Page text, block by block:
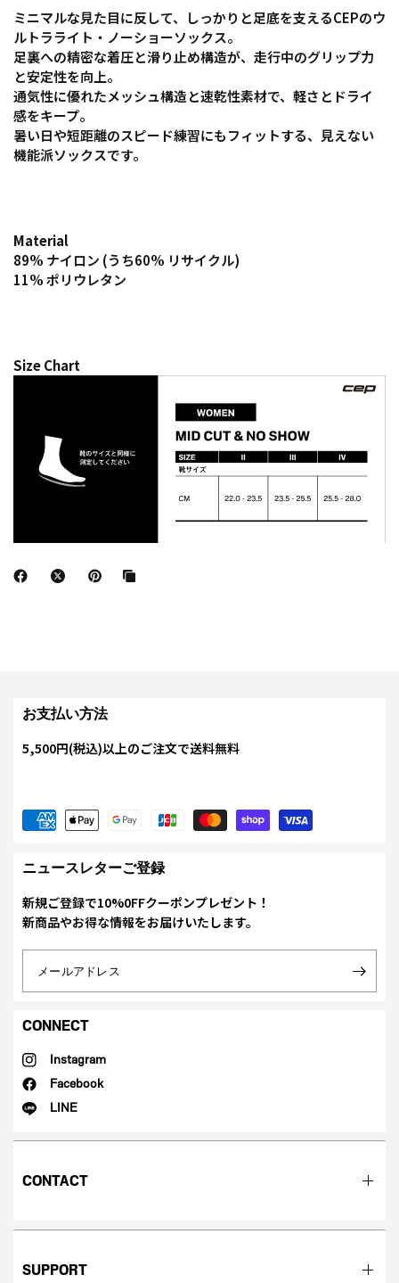
ミニマルな見た目に反して、しっかりと足底を支えるCEPのウ
ルトラライト・ノーショーソックス。
足裏への精密な着圧と滑り止め構造が、走行中のグリップ力
と安定性を向上。
通気性に優れたメッシュ構造と速乾性素材で、軽さとドライ
感をキープ。
暑い日や短距離のスピード練習にもフィットする、見えない
機能派ソックスです。
Material
89% ナイロン (うち60% リサイクル)
11% ポリウレタン
Size Chart
お支払い方法
5,500円(税込)以上のご注文で送料無料
ニュースレターご登録
新規ご登録で10%0FFクーポンプレゼント！
新商品やお得な情報をお届けいたします。
メールアドレス
CONNECT
Instagram
Facebook
LINE
CONTACT
SUPPORT